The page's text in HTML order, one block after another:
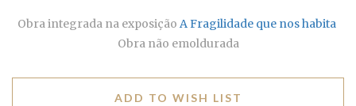
Obra integrada na exposição A Fragilidade que nos habita
Obra não emoldurada
ADD TO WISH LIST